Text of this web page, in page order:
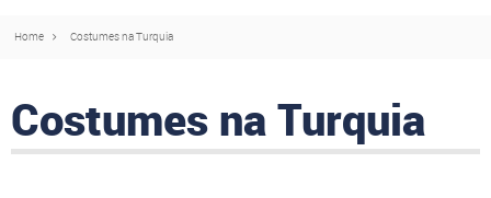
Home Costumes na Turquia
Costumes na Turquia